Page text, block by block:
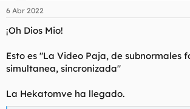
e
:
6 Abr 2022
¡Oh Dios Mio!
Esto es "La Video Paja, de subnormales
simultanea, sincronizada"
La Hekatomve ha llegado.